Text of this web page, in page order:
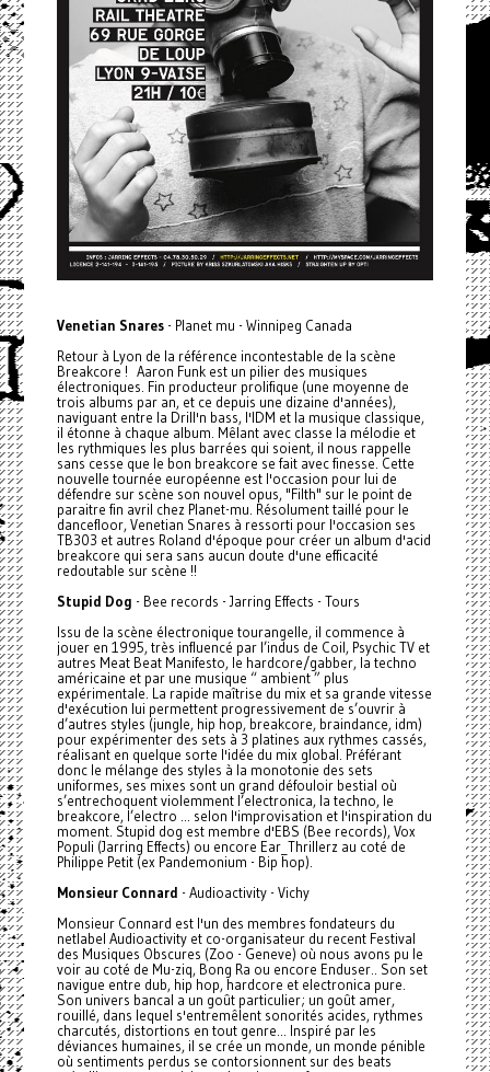
Venetian Snares- Planet mu - Winnipeg Canada
Retour à Lyon de la référence incontestable de la scène
Breakcore ! Aaron Funk est un pilier des musiques
électroniques. Fin producteur prolifique (une moyenne de
trois albums par an, et ce depuis une dizaine d'années),
naviguant entre la Drill'n bass, l'IDM et la musique classique,
il étonne à chaque album. Mêlant avec classe la mélodie et
les rythmiques les plus barrées qui soient, il nous rappelle
sans cesse que le bon breakcore se fait avec finesse. Cette
nouvelle tournée européenne est l'occasion pour lui de
défendre sur scène son nouvel opus, "Filth" sur le point de
paraitre fin avril chez Planet-mu. Résolument taillé pour le
dancefloor, Venetian Snares à ressorti pour l'occasion ses
TB303 et autres Roland d'époque pour créer un album d'acid
breakcore qui sera sans aucun doute d'une efficacité
redoutable sur scène !!
Stupid Dog - Bee records - Jarring Effects - Tours
Issu de la scène électronique tourangelle, il commence à
jouer en 1995, très influencé par l’indus de Coil, Psychic TV et
autres Meat Beat Manifesto, le hardcore/gabber, la techno
américaine et par une musique “ ambient ” plus
expérimentale. La rapide maîtrise du mix et sa grande vitesse
d'exécution lui permettent progressivement de s’ouvrir à
d’autres styles (jungle, hip hop, breakcore, braindance, idm)
pour expérimenter des sets à 3 platines aux rythmes cassés,
réalisant en quelque sorte l'idée du mix global. Préférant
donc le mélange des styles à la monotonie des sets
uniformes, ses mixes sont un grand défouloir bestial où
s’entrechoquent violemment l’electronica, la techno, le
breakcore, l’electro ... selon l'improvisation et l'inspiration du
moment. Stupid dog est membre d'EBS (Bee records), Vox
Populi (Jarring Effects) ou encore Ear_Thrillerz au coté de
Philippe Petit (ex Pandemonium - Bip hop).
Monsieur Connard - Audioactivity - Vichy
Monsieur Connard est l'un des membres fondateurs du
netlabel Audioactivity et co-organisateur du recent Festival
des Musiques Obscures (Zoo - Geneve) où nous avons pu le
voir au coté de Mu-ziq, Bong Ra ou encore Enduser.. Son set
navigue entre dub, hip hop, hardcore et electronica pure.
Son univers bancal a un goût particulier; un goût amer,
rouillé, dans lequel s'entremêlent sonorités acides, rythmes
charcutés, distortions en tout genre... Inspiré par les
déviances humaines, il se crée un monde, un monde pénible
où sentiments perdus se contorsionnent sur des beats